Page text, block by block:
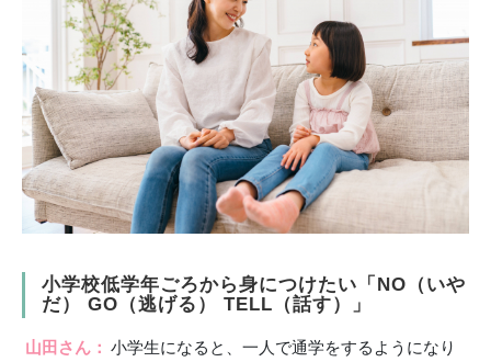
小学校低学年ごろから身につけたい 「NO（いや
だ） GO（逃げる） TELL（話す）」
山田さん： 小学生になると、一人で通学をするようになり